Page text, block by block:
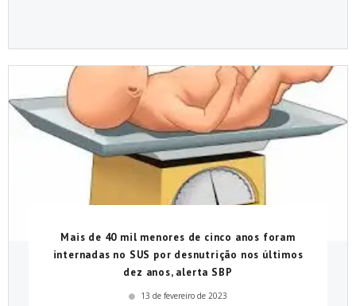
Mais de 40 mil menores de cinco anos foram
internadas no SUS por desnutrição nos últimos
dez anos, alerta SBP
13 de fevereiro de 2023